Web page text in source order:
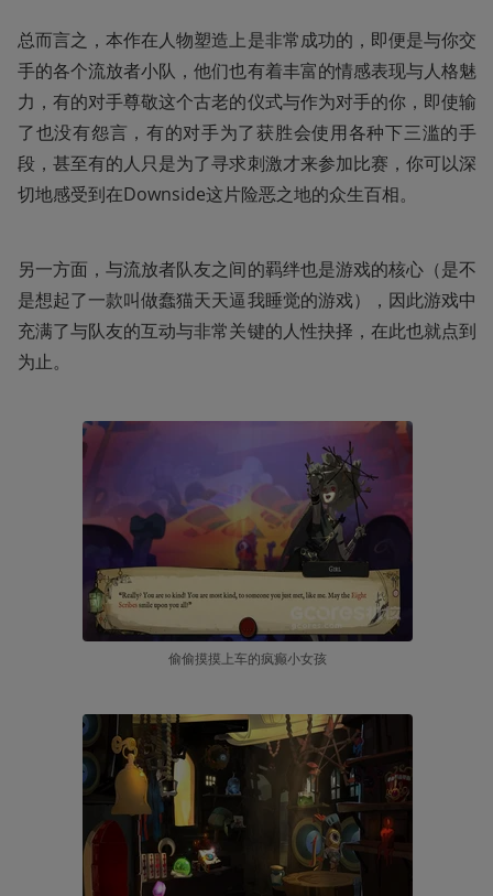
总而言之，本作在人物塑造上是非常成功的，即便是与你交
手的各个流放者小队，他们也有着丰富的情感表现与人格魅
力，有的对手尊敬这个古老的仪式与作为对手的你，即使输
了也没有怨言，有的对手为了获胜会使用各种下三滥的手
段，甚至有的人只是为了寻求刺激才来参加比赛，你可以深
切地感受到在Downside这片险恶之地的众生百相。
另一方面，与流放者队友之间的羁绊也是游戏的核心（是不
是想起了一款叫做蠢猫天天逼我睡觉的游戏），因此游戏中
充满了与队友的互动与非常关键的人性抉择，在此也就点到
为止。
偷偷摸摸上车的疯癫小女孩